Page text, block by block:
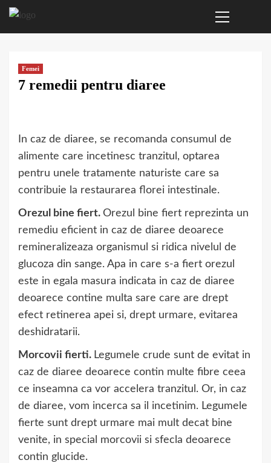
Sari
Menu
Femei
7 remedii pentru diaree
In caz de diaree, se recomanda consumul de
alimente care incetinesc tranzitul, optarea
pentru unele tratamente naturiste care sa
contribuie la restaurarea florei intestinale.
Orezul bine fiert. Orezul bine fiert reprezinta un
remediu eficient in caz de diaree deoarece
remineralizeaza organismul si ridica nivelul de
glucoza din sange. Apa in care s-a fiert orezul
este in egala masura indicata in caz de diaree
deoarece contine multa sare care are drept
efect retinerea apei si, drept urmare, evitarea
deshidratarii.
Morcovii fierti. Legumele crude sunt de evitat in
caz de diaree deoarece contin multe fibre ceea
ce inseamna ca vor accelera tranzitul. Or, in caz
de diaree, vom incerca sa il incetinim. Legumele
fierte sunt drept urmare mai mult decat bine
venite, in special morcovii si sfecla deoarece
contin glucide.